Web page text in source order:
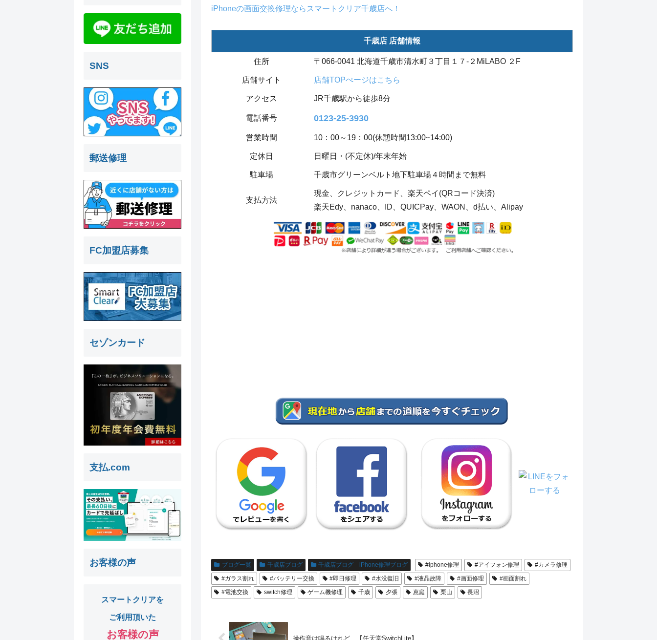
iPhoneの画面交換修理ならスマートクリア千歳店へ！
千歳店 店舗情報
住所 〒066-0041 北海道千歳市清水町３丁目１７-２MiLABO ２F
店舗サイト 店舗TOPぺージはこちら
アクセス JR千歳駅から徒歩8分
電話番号 0123-25-3930
営業時間 10：00～19：00(休憩時間13:00~14:00)
定休日 日曜日・(不定休)/年末年始
駐車場 千歳市グリーンベルト地下駐車場４時間まで無料
支払方法
現金、クレジットカード、楽天ペイ(QRコード決済)
楽天Edy、nanaco、ID、QUICPay、WAON、d払い、Alipay
ブログ一覧 千歳店ブログ 千歳店ブログ iPhone修理ブログ #iphone修理 #アイフォン修理
#カメラ修理
#ガラス割れ
#バッテリー交換 #即日修理 #水没復旧 #液晶故障 #画面修理
#画面割れ
#電池交換
switch修理 ゲーム機修理 千歳 夕張 恵庭 栗山 長沼
操作音は鳴るけれど…【任天堂SwitchLite】
SNS
郵送修理
FC加盟店募集
セゾンカード
支払.com
お客様の声
スマートクリアを
ご利用頂いた
お客様の声